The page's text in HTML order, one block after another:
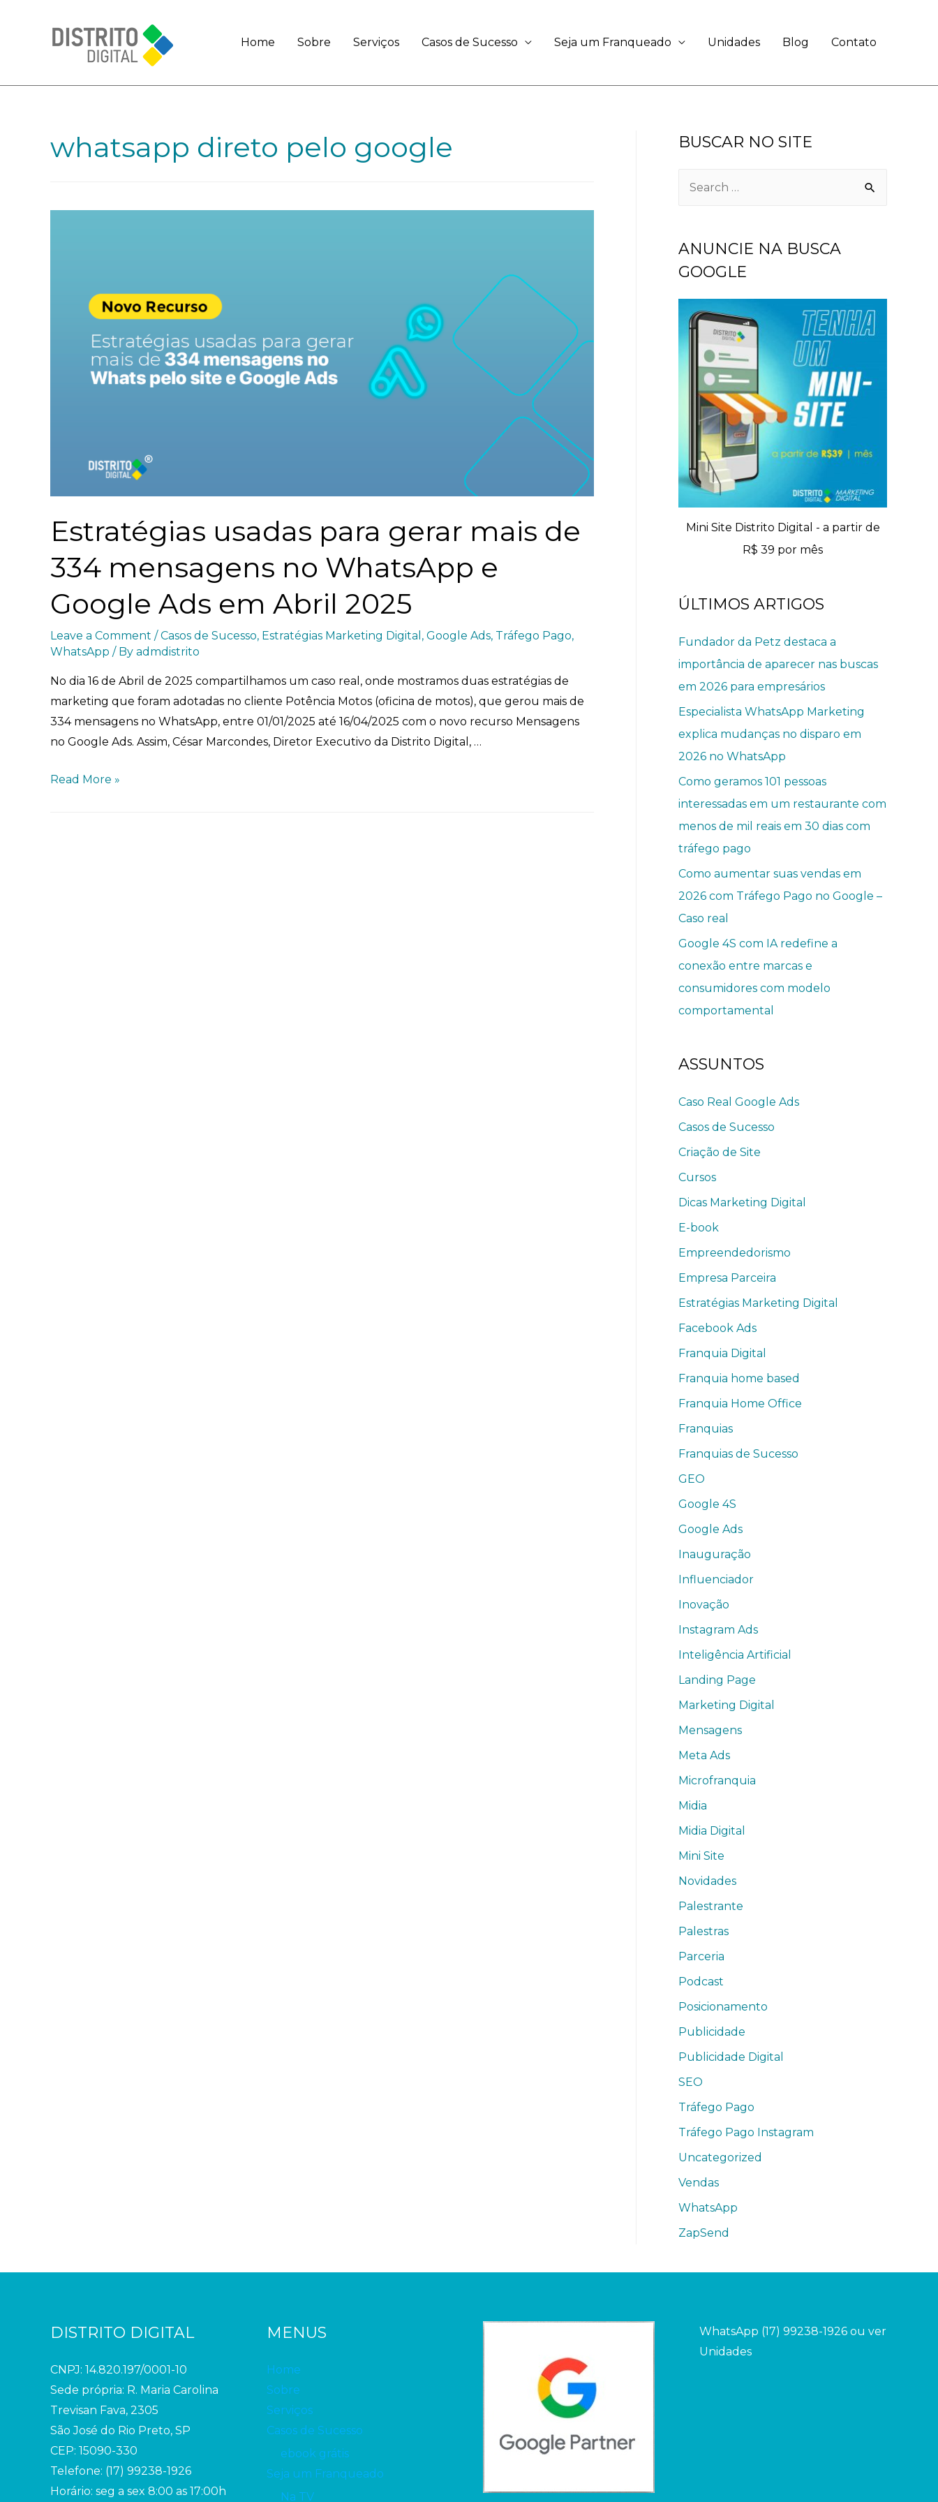
Home Sobre Serviços Casos de Sucesso Seja um Franqueado Unidades Blog Contato
whatsapp direto pelo google
Estratégias usadas para gerar mais de
334 mensagens no WhatsApp e
Google Ads em Abril 2025
Leave a Comment /Casos de Sucesso, Estratégias Marketing Digital , Google Ads, Tráfego Pago,
WhatsApp / By admdistrito
No dia 16 de Abril de 2025 compartilhamos um caso real, onde mostramos duas estratégias de
marketing que foram adotadas no cliente Potência Motos (oficina de motos), que gerou mais de
334 mensagens no WhatsApp, entre 01/01/2025 até 16/04/2025 com o novo recurso Mensagens
no Google Ads. Assim, César Marcondes, Diretor Executivo da Distrito Digital, …
Read More »
BUSCAR NO SITE
ANUNCIE NA BUSCA
GOOGLE
Mini Site Distrito Digital - a partir de
R$ 39 por mês
ÚLTIMOS ARTIGOS
Fundador da Petz destaca a
importância de aparecer nas buscas
em 2026 para empresários
Especialista WhatsApp Marketing
explica mudanças no disparo em
2026 no WhatsApp
Como geramos 101 pessoas
interessadas em um restaurante com
menos de mil reais em 30 dias com
tráfego pago
Como aumentar suas vendas em
2026 com Tráfego Pago no Google –
Caso real
Google 4S com IA redefine a
conexão entre marcas e
consumidores com modelo
comportamental
ASSUNTOS
Caso Real Google Ads
Casos de Sucesso
Criação de Site
Cursos
Dicas Marketing Digital
E-book
Empreendedorismo
Empresa Parceira
Estratégias Marketing Digital
Facebook Ads
Franquia Digital
Franquia home based
Franquia Home Office
Franquias
Franquias de Sucesso
GEO
Google 4S
Google Ads
Inauguração
Influenciador
Inovação
Instagram Ads
Inteligência Artificial
Landing Page
Marketing Digital
Mensagens
Meta Ads
Microfranquia
Midia
Midia Digital
Mini Site
Novidades
Palestrante
Palestras
Parceria
Podcast
Posicionamento
Publicidade
Publicidade Digital
SEO
Tráfego Pago
Tráfego Pago Instagram
Uncategorized
Vendas
WhatsApp
ZapSend
DISTRITO DIGITAL
CNPJ: 14.820.197/0001-10
Sede própria: R. Maria Carolina
Trevisan Fava, 2305
São José do Rio Preto, SP
CEP: 15090-330
Telefone: (17) 99238-1926
Horário: seg a sex 8:00 as 17:00h
MENUS
Home
Sobre
Serviços
Casos de Sucesso
ebook grátis
Seja um Franqueado
Na TV
WhatsApp (17) 99238-1926 ou ver
Unidades